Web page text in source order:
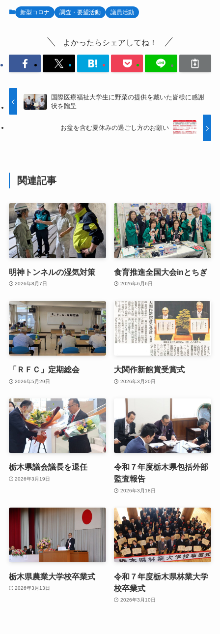
新型コロナ 調査・要望活動 議員活動
よかったらシェアしてね！
国際医療福祉大学生に野菜の提供を戴いた皆様に感謝
状を贈呈
お盆を含む夏休みの過ごし方のお願い
関連記事
明神トンネルの湿気対策
2026年8月7日
食育推進全国大会inとちぎ
2026年6月6日
「ＲＦＣ」定期総会
2026年5月29日
大関作新館賞受賞式
2026年3月20日
栃木県議会議長を退任
2026年3月19日
令和７年度栃木県包括外部
監査報告
2026年3月18日
栃木県農業大学校卒業式
2026年3月13日
令和７年度栃木県林業大学
校卒業式
2026年3月10日